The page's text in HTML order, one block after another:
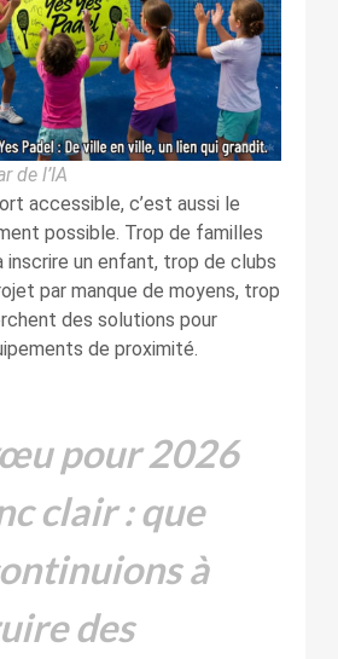
de l’IA
accessible, c’est aussi le
possible. Trop de familles
un enfant, trop de clubs
par manque de moyens, trop
des solutions pour
de proximité.
pour 2026
clair : que
à
des